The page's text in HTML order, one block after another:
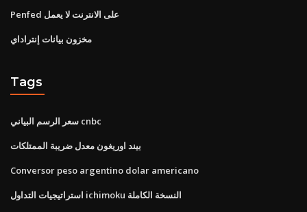
Penfed على الانترنت لا يعمل
مخزون بيانات إنتراداي
Tags
سعر الرسم البياني cnbc
بيند اوريغون معدل ضريبة الممتلكات
Conversor peso argentino dolar americano
استراتيجيات التداول ichimoku النسخة الكاملة